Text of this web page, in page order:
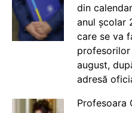
din
anul școlar
care se va
august,
adresă
Profesoara